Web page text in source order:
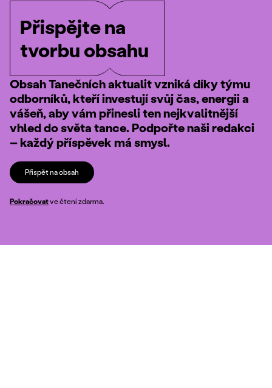
Přispějte na
tvorbu obsahu
Obsah Tanečních aktualit vzniká díky týmu
odborníků, kteří investují svůj čas, energii a
vášeň, aby vám přinesli ten nejkvalitnější
vhled do světa tance. Podpořte naši redakci
– každý příspěvek má smysl.
Přispět na obsah
Pokračovatve čtení zdarma.